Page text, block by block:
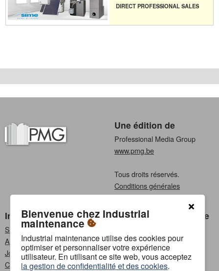
DIRECT PROFESSIONAL SALES
Une édition de
Professional Media Group
www.pmg.be
Tous droits réservés.
Conditions générales
Privacy
Industrial maintenance
S'abonner
Annoncer
Jobs
Contact
Choisissez une langue
Français
Bienvenue chez Industrial
maintenance
Industrial maintenance utilise des cookies pour
optimiser et personnaliser votre expérience
utilisateur. En utilisant ce site web, vous acceptez
la gestion de confidentialité et des cookies.